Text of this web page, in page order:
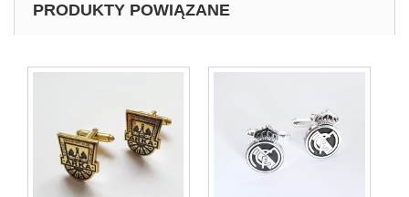
PRODUKTY POWIĄZANE